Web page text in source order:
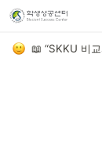
📖 “SKKU 비